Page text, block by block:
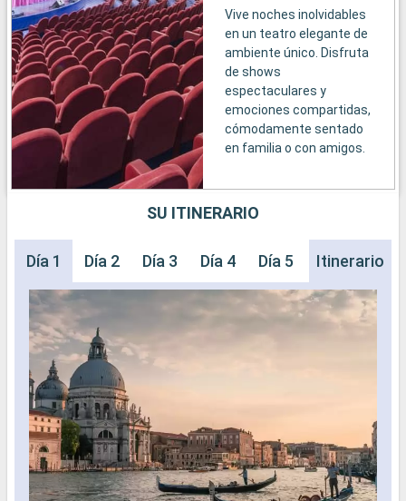
Vive noches inolvidables
en un teatro elegante de
ambiente único. Disfruta
de shows
espectaculares y
emociones compartidas,
cómodamente sentado
en familia o con amigos.
SU ITINERARIO
Día 1 Día 2 Día 3 Día 4 Día 5 Día 6 Día
Itinerario